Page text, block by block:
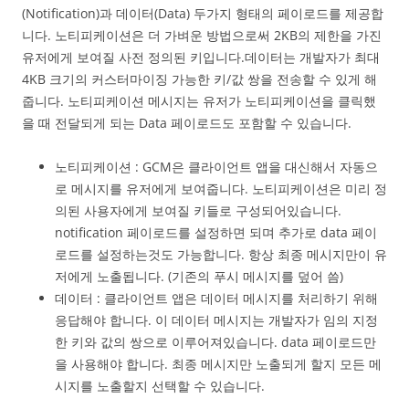
(Notification)과 데이터(Data) 두가지 형태의 페이로드를 제공합
니다. 노티피케이션은 더 가벼운 방법으로써 2KB의 제한을 가진
유저에게 보여질 사전 정의된 키입니다.데이터는 개발자가 최대
4KB 크기의 커스터마이징 가능한 키/값 쌍을 전송할 수 있게 해
줍니다. 노티피케이션 메시지는 유저가 노티피케이션을 클릭했
을 때 전달되게 되는 Data 페이로드도 포함할 수 있습니다.
노티피케이션 : GCM은 클라이언트 앱을 대신해서 자동으
로 메시지를 유저에게 보여줍니다. 노티피케이션은 미리 정
의된 사용자에게 보여질 키들로 구성되어있습니다.
notification 페이로드를 설정하면 되며 추가로 data 페이
로드를 설정하는것도 가능합니다. 항상 최종 메시지만이 유
저에게 노출됩니다. (기존의 푸시 메시지를 덮어 씀)
데이터 : 클라이언트 앱은 데이터 메시지를 처리하기 위해
응답해야 합니다. 이 데이터 메시지는 개발자가 임의 지정
한 키와 값의 쌍으로 이루어져있습니다. data 페이로드만
을 사용해야 합니다. 최종 메시지만 노출되게 할지 모든 메
시지를 노출할지 선택할 수 있습니다.